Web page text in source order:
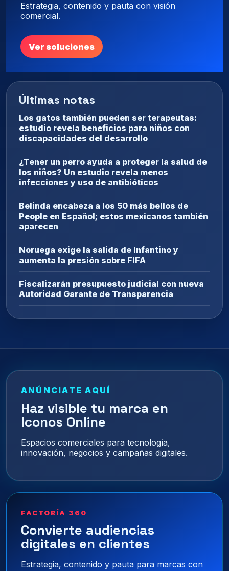
Estrategia, contenido y pauta con visión
comercial.
Ver soluciones
Últimas notas
Los gatos también pueden ser terapeutas:
estudio revela beneficios para niños con
discapacidades del desarrollo
¿Tener un perro ayuda a proteger la salud de
los niños? Un estudio revela menos
infecciones y uso de antibióticos
Belinda encabeza a los 50 más bellos de
People en Español; estos mexicanos también
aparecen
Noruega exige la salida de Infantino y
aumenta la presión sobre FIFA
Fiscalizarán presupuesto judicial con nueva
Autoridad Garante de Transparencia
ANÚNCIATE AQUÍ
Haz visible tu marca en
Iconos Online
Espacios comerciales para tecnología,
innovación, negocios y campañas digitales.
FACTORÍA 360
Convierte audiencias
digitales en clientes
Estrategia, contenido y pauta para marcas con